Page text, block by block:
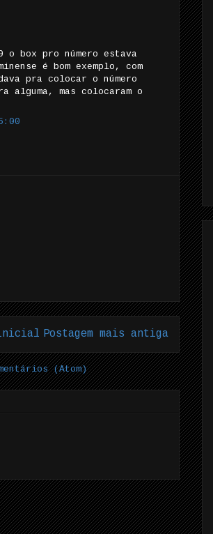
o box pro número estava
é bom exemplo, com
pra colocar o número
alguma, mas colocaram o
Postagem mais antiga
(Atom)